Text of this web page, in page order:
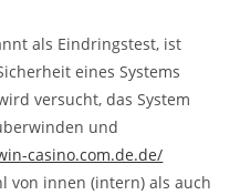
als Eindringstest, ist
eines Systems
versucht, das System
und
casino.com.de.de/
von innen (intern) als auch